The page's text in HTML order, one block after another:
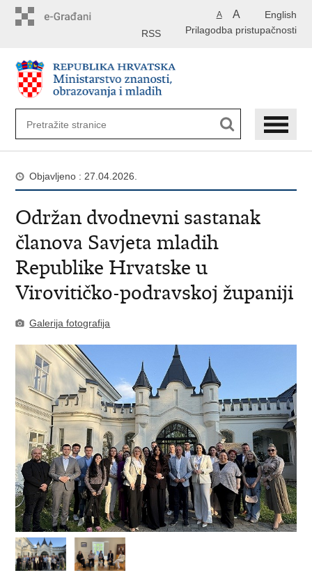
English
A A
Prilagodba pristupačnosti
RSS
Objavljeno : 27.04.2026.
Održan dvodnevni sastanak
članova Savjeta mladih
Republike Hrvatske u
Virovitičko-podravskoj županiji
Galerija fotografija